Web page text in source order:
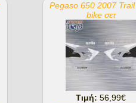
Pegaso 650 2007
bike σετ
Τιμή:56,99€